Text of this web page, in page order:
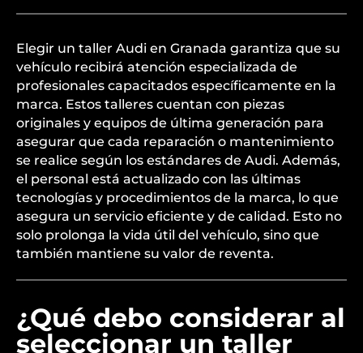
Elegir un taller Audi en Granada garantiza que su
vehículo recibirá atención especializada de
profesionales capacitados específicamente en la
marca. Estos talleres cuentan con piezas
originales y equipos de última generación para
asegurar que cada reparación o mantenimiento
se realice según los estándares de Audi. Además,
el personal está actualizado con las últimas
tecnologías y procedimientos de la marca, lo que
asegura un servicio eficiente y de calidad. Esto no
solo prolonga la vida útil del vehículo, sino que
también mantiene su valor de reventa.
¿Qué debo considerar al
seleccionar un taller